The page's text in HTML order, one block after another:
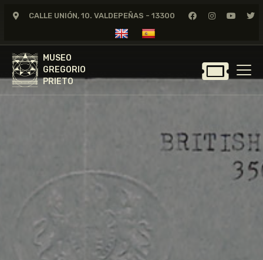
CALLE UNIÓN, 10. VALDEPEÑAS - 13300
MUSEO
GREGORIO
PRIETO
MUSEO
GREGORIO
GREGORIO PRIETO
CERTAMEN DE DIBUJO
FUNDACIÓN